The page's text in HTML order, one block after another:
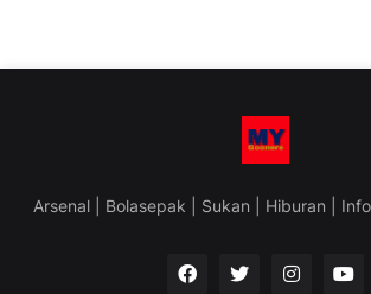
Arsenal | Bolasepak | Sukan | Hiburan |